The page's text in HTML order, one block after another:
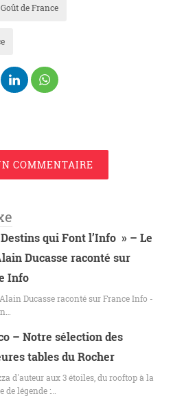
Goût de France
COMMENTAIRE
Destins qui Font l’Info » – Le
Ducasse raconté sur
Info
Ducasse raconté sur France Info -
– Notre sélection des
tables du Rocher
d'auteur aux 3 étoiles, du rooftop à la
de légende :…